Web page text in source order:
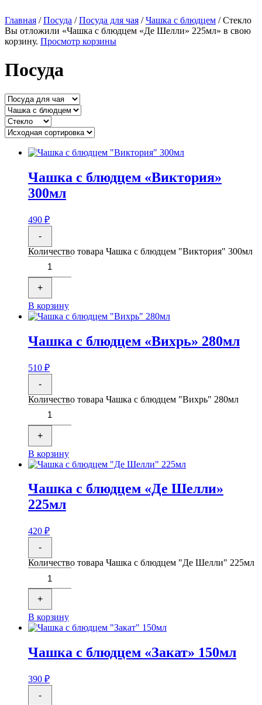
Главная /Посуда /Посуда для чая /Чашка с блюдцем /Стекло
Вы отложили «Чашка с блюдцем «Де Шелли» 225мл» в свою
корзину. Просмотр корзины
Посуда
Чашка с блюдцем «Виктория»
300мл
490 ₽
-
Количество товара Чашка с блюдцем "Виктория" 300мл
+
В корзину
Чашка с блюдцем «Вихрь» 280мл
510 ₽
-
Количество товара Чашка с блюдцем "Вихрь" 280мл
+
В корзину
Чашка с блюдцем «Де Шелли»
225мл
420 ₽
-
Количество товара Чашка с блюдцем "Де Шелли" 225мл
+
В корзину
Чашка с блюдцем «Закат» 150мл
390 ₽
-